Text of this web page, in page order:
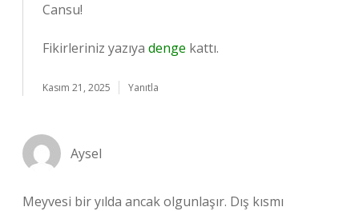
Cansu!
Fikirleriniz yazıya denge kattı.
Kasım 21, 2025 Yanıtla
Aysel
Meyvesi bir yılda ancak olgunlaşır. Dış kısmı